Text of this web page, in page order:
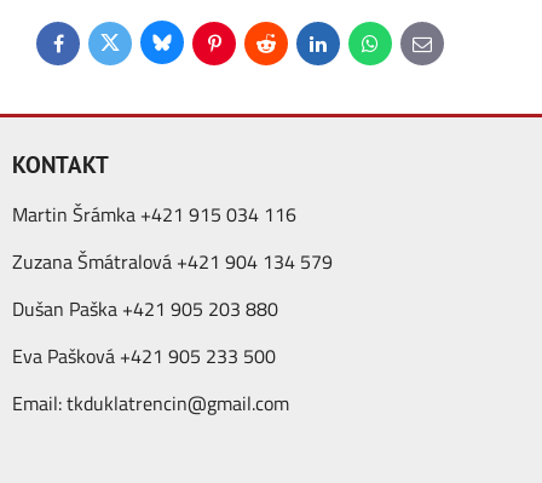
FacebookTwitterBlueskyPinterestReddit LinkedInWhatsApp
E-
mail
KONTAKT
Martin Šrámka +421 915 034 116
Zuzana Šmátralová +421 904 134 579
Dušan Paška +421 905 203 880
Eva Pašková +421 905 233 500
Email:tkduklatrencin@gmail.com